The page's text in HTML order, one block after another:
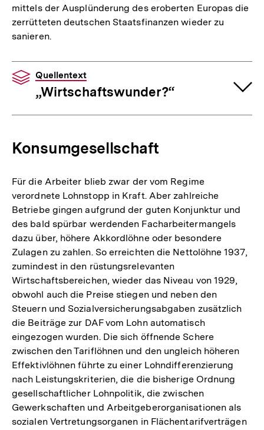
mittels der Ausplünderung des eroberten Europas die
zerrütteten deutschen Staatsfinanzen wieder zu
sanieren.
Quellentext
„Wirtschaftswunder?“
Konsumgesellschaft
Für die Arbeiter blieb zwar der vom Regime
verordnete Lohnstopp in Kraft. Aber zahlreiche
Betriebe gingen aufgrund der guten Konjunktur und
des bald spürbar werdenden Facharbeitermangels
dazu über, höhere Akkordlöhne oder besondere
Zulagen zu zahlen. So erreichten die Nettolöhne 1937,
zumindest in den rüstungsrelevanten
Wirtschaftsbereichen, wieder das Niveau von 1929,
obwohl auch die Preise stiegen und neben den
Steuern und Sozialversicherungsabgaben zusätzlich
die Beiträge zur DAF vom Lohn automatisch
eingezogen wurden. Die sich öffnende Schere
zwischen den Tariflöhnen und den ungleich höheren
Effektivlöhnen führte zu einer Lohndifferenzierung
nach Leistungskriterien, die die bisherige Ordnung
gesellschaftlicher Lohnpolitik, die zwischen
Gewerkschaften und Arbeitgeberorganisationen als
sozialen Vertretungsorganen in Flächentarifverträgen
Zum